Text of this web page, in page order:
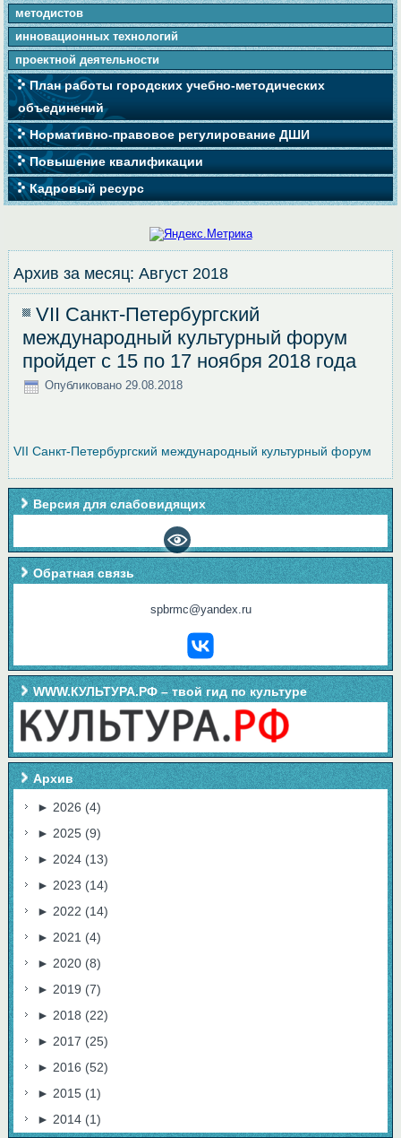
методистов
инновационных технологий
проектной деятельности
План работы городских учебно-методических
объединений
Нормативно-правовое регулирование ДШИ
Повышение квалификации
Кадровый ресурс
Архив за месяц:Август 2018
VII Санкт-Петербургский
международный культурный форум
пройдет с 15 по 17 ноября 2018 года
Опубликовано 29.08.2018
VII Санкт-Петербургский международный культурный форум
Версия для слабовидящих
Обратная связь
spbrmc@yandex.ru
WWW.КУЛЬТУРА.РФ – твой гид по культуре
Архив
► 2026 (4)
► 2025 (9)
► 2024 (13)
► 2023 (14)
► 2022 (14)
► 2021 (4)
► 2020 (8)
► 2019 (7)
► 2018 (22)
► 2017 (25)
► 2016 (52)
► 2015 (1)
► 2014 (1)